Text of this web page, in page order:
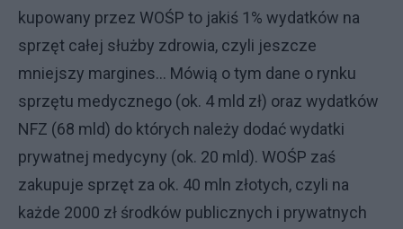
kupowany przez WOŚP to jakiś 1% wydatków na
sprzęt całej służby zdrowia, czyli jeszcze
mniejszy margines… Mówią o tym dane o rynku
sprzętu medycznego (ok. 4 mld zł) oraz wydatków
NFZ (68 mld) do których należy dodać wydatki
prywatnej medycyny (ok. 20 mld). WOŚP zaś
zakupuje sprzęt za ok. 40 mln złotych, czyli na
każde 2000 zł środków publicznych i prywatnych